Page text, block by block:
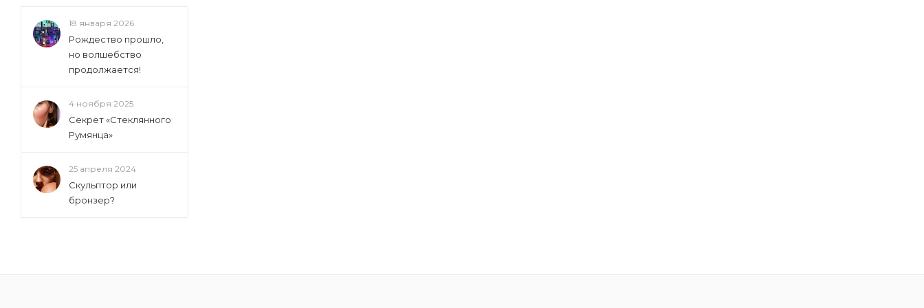
18 января 2026
Рождество прошло,
но волшебство
продолжается!
4 ноября 2025
Секрет «Стеклянного
Румянца»
25 апреля 2024
Скульптор или
бронзер?